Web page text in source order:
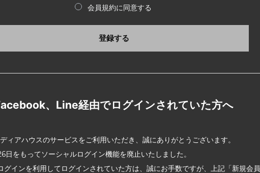
会員規約に同意する
登録する
、Line経由でログインされていた方へ
ィアハウスのサービスをご利用いただき、誠にありがとうございます。
日をもってソーシャルログイン機能を廃止いたしました。
グインを利用してログインされていた方は、誠にお手数ですが、上記「新規会員